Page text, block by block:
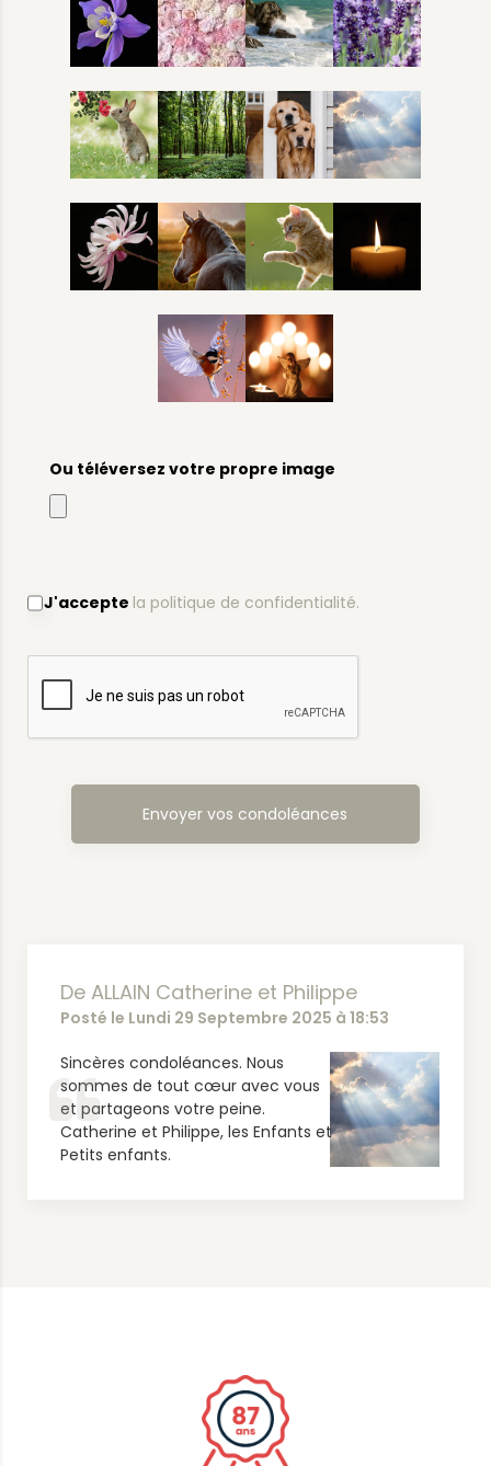
Ou téléversez votre propre image
J'accepte la politique de confidentialité.
De ALLAIN Catherine et Philippe
Posté le Lundi 29 Septembre 2025 à 18:53
Sincères condoléances. Nous
sommes de tout cœur avec vous
et partageons votre peine.
Catherine et Philippe, les Enfants et
Petits enfants.